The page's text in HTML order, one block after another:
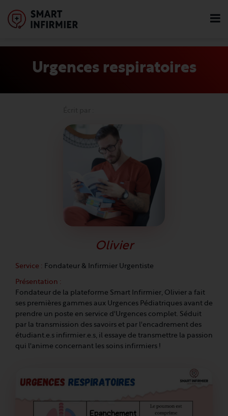
Urgences respiratoires
Olivier
Service : Fondateur & Infirmier Urgentiste
Présentation :
Fondateur de la plateforme Smart Infirmier, Olivier a fait
ses premières gammes aux Urgences Pédiatriques avant de
prendre un poste en service d'Urgences complet. Séduit
par la transmission des savoirs et par l'encadrement des
étudiant.e.s infirmier.e.s, il essaye de transmettre la passion
qui l'anime concernant les soins infirmiers !